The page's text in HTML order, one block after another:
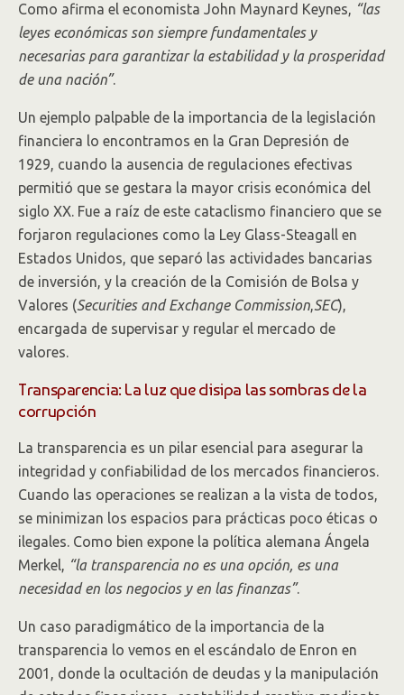
Como afirma el economista John Maynard Keynes, “las
leyes económicas son siempre fundamentales y
necesarias para garantizar la estabilidad y la prosperidad
de una nación”.
Un ejemplo palpable de la importancia de la legislación
financiera lo encontramos en la Gran Depresión de
1929, cuando la ausencia de regulaciones efectivas
permitió que se gestara la mayor crisis económica del
siglo XX. Fue a raíz de este cataclismo financiero que se
forjaron regulaciones como la Ley Glass-Steagall en
Estados Unidos, que separó las actividades bancarias
de inversión, y la creación de la Comisión de Bolsa y
Valores (Securities and Exchange Commission,SEC),
encargada de supervisar y regular el mercado de
valores.
Transparencia: La luz que disipa las sombras de la
corrupción
La transparencia es un pilar esencial para asegurar la
integridad y confiabilidad de los mercados financieros.
Cuando las operaciones se realizan a la vista de todos,
se minimizan los espacios para prácticas poco éticas o
ilegales. Como bien expone la política alemana Ángela
Merkel, “la transparencia no es una opción, es una
necesidad en los negocios y en las finanzas”.
Un caso paradigmático de la importancia de la
transparencia lo vemos en el escándalo de Enron en
2001, donde la ocultación de deudas y la manipulación